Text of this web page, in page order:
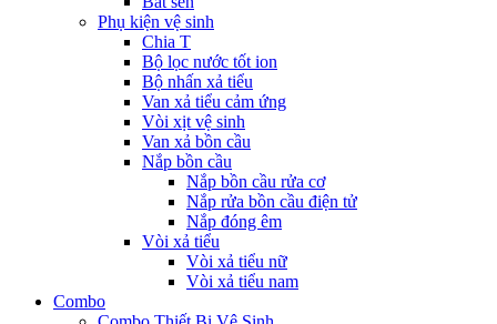
Phụ kiện vệ sinh
Chia T
Bộ lọc nước tốt ion
Bộ nhấn xả tiểu
Van xả tiểu cảm ứng
Vòi xịt vệ sinh
Van xả bồn cầu
Nắp bồn cầu
Nắp bồn cầu rửa cơ
Nắp rửa bồn cầu điện tử
Nắp đóng êm
Vòi xả tiểu
Vòi xả tiểu nữ
Vòi xả tiểu nam
Combo